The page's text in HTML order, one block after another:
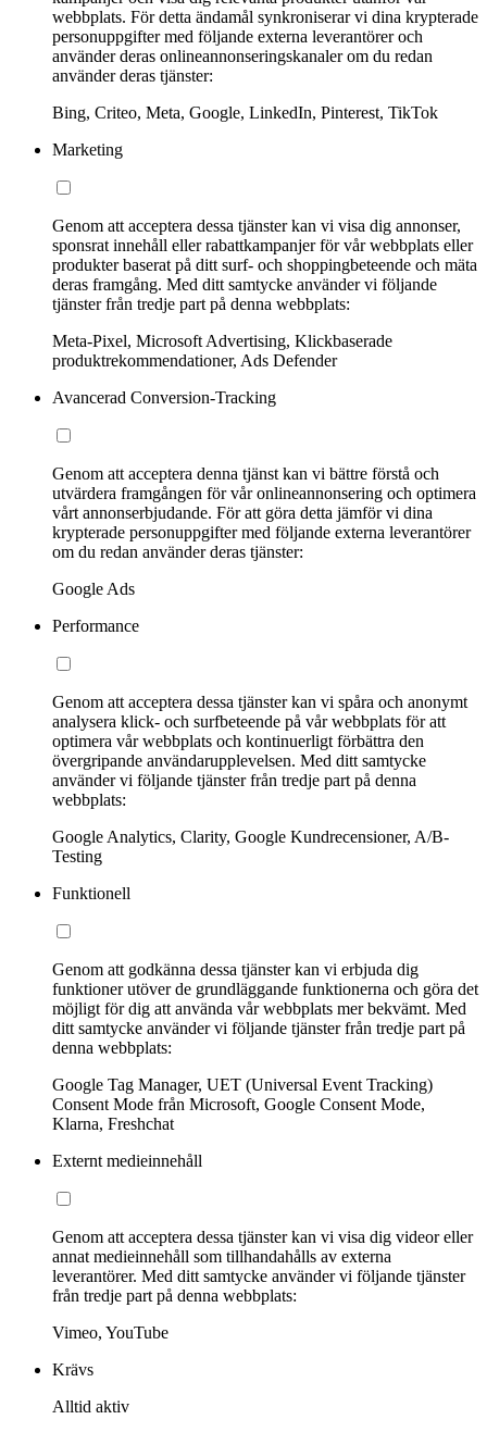
webbplats. För detta ändamål synkroniserar vi dina krypterade
personuppgifter med följande externa leverantörer och
använder deras onlineannonseringskanaler om du redan
använder deras tjänster:
Bing, Criteo, Meta, Google, LinkedIn, Pinterest, TikTok
Marketing
Genom att acceptera dessa tjänster kan vi visa dig annonser,
sponsrat innehåll eller rabattkampanjer för vår webbplats eller
produkter baserat på ditt surf- och shoppingbeteende och mäta
deras framgång. Med ditt samtycke använder vi följande
tjänster från tredje part på denna webbplats:
Meta-Pixel, Microsoft Advertising, Klickbaserade
produktrekommendationer, Ads Defender
Avancerad Conversion-Tracking
Genom att acceptera denna tjänst kan vi bättre förstå och
utvärdera framgången för vår onlineannonsering och optimera
vårt annonserbjudande. För att göra detta jämför vi dina
krypterade personuppgifter med följande externa leverantörer
om du redan använder deras tjänster:
Google Ads
Performance
Genom att acceptera dessa tjänster kan vi spåra och anonymt
analysera klick- och surfbeteende på vår webbplats för att
optimera vår webbplats och kontinuerligt förbättra den
övergripande användarupplevelsen. Med ditt samtycke
använder vi följande tjänster från tredje part på denna
webbplats:
Google Analytics, Clarity, Google Kundrecensioner, A/B-
Testing
Funktionell
Genom att godkänna dessa tjänster kan vi erbjuda dig
funktioner utöver de grundläggande funktionerna och göra det
möjligt för dig att använda vår webbplats mer bekvämt. Med
ditt samtycke använder vi följande tjänster från tredje part på
denna webbplats:
Google Tag Manager, UET (Universal Event Tracking)
Consent Mode från Microsoft, Google Consent Mode,
Klarna, Freshchat
Externt medieinnehåll
Genom att acceptera dessa tjänster kan vi visa dig videor eller
annat medieinnehåll som tillhandahålls av externa
leverantörer. Med ditt samtycke använder vi följande tjänster
från tredje part på denna webbplats:
Vimeo, YouTube
Krävs
Alltid aktiv